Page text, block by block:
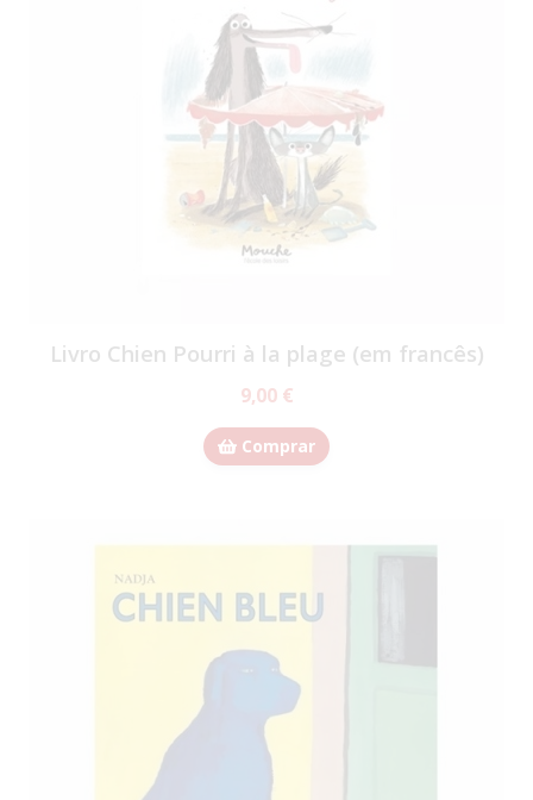
Livro Chien Pourri à la plage (em francês)
9,00 €
Comprar